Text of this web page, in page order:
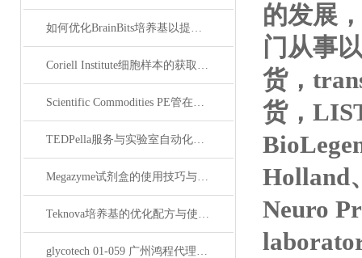
如何优化BrainBits培养基以提高实验效果？
Coriell Institute细胞样本的获取与应用指南
Scientific Commodities PE管在环保实验中的作用
TEDPella服务与实验室自动化设备的整合
Megazyme试剂盒的使用技巧与实验优化方法
Teknova培养基的优化配方与使用技巧
glycotech 01-059 广州鸿程代理：开启糖生物学研究新征程
的发展
门从事
货，
货，
Holland
Neuro